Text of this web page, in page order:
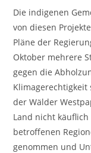
Die indigenen
von diesen
Pläne der
Oktober mehrere
gegen die
Klimagerechtigkeit
der Wälder
Land nicht
betroffenen
genommen und